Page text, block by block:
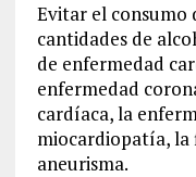
Evitar el consumo
cantidades de
de enfermedad
enfermedad
cardíaca, la
miocardiopatía,
aneurisma.